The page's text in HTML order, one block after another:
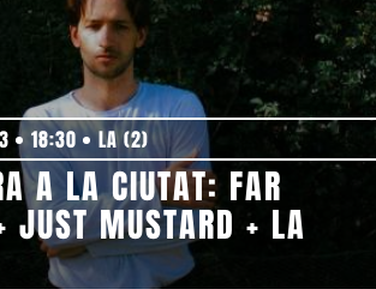
18:30 LA (2)
A LA CIUTAT: FAR
JUST MUSTARD + LA